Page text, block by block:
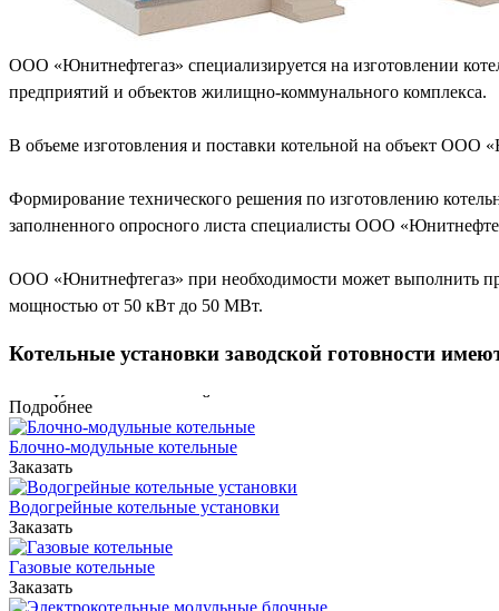
ООО «Юнитнефтегаз» специализируется на изготовлении
предприятий и объектов жилищно-коммунального комплекса.
В объеме изготовления и поставки котельной на объект ООО
Формирование технического решения по изготовлению
заполненного опросного листа специалисты ООО
ООО «Юнитнефтегаз» при необходимости может выполнить
мощностью от 50 кВт до 50 МВт.
Котельные установки заводской готовности
Котельная заводской готовности отличается высоким
Размеры блок-модулей котельных пригодны для
Оптимальная стоимость котельной. Мы применяем
Возможность полной автоматизации котельной без
Оптимальные сроки изготовления котельной
Короткие сроки монтажа котельной на объекте
Гарантия производителя на изделие и комплектующие
Подробнее
Блочно-модульные котельные
Заказать
Водогрейные котельные установки
Заказать
Газовые котельные
Заказать